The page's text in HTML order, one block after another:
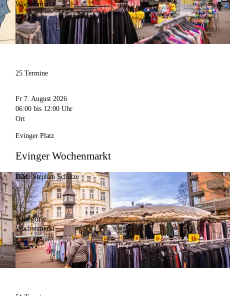
Wochenmarkt
25 Termine
Fr 7. August 2026
06:00bis 12:00 Uhr
Ort
Evinger Platz
Evinger Wochenmarkt
Bild:Stephan Schütze
Kategorie
Wochenmarkt